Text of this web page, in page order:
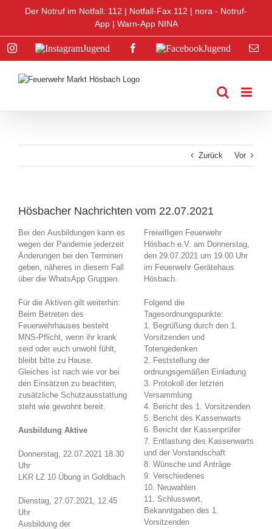
Der Notruf im Notfall: 112 | Notfall-Fax 112 | nora - Notruf-
App| Warn-App NINA
InstagramInstagram
Facebook
Facebook
E-
Zurück Vor
Hösbacher Nachrichten vom 22.07.2021
Bei den Ausbildungen kann es
wegen der Pandemie jederzeit
Änderungen bei den Terminen
geben, näheres in diesem Fall
über die WhatsApp Gruppen.
Für die Aktiven gilt weiterhin:
Beim Betreten des
Feuerwehrhauses besteht
MNS-Pflicht, wenn ihr krank
seid oder euch unwohl fühlt,
bleibt bitte zu Hause.
Gleiches ist nach wie vor bei
den Einsätzen zu beachten,
zusätzliche Schutzausstattung
steht wie gewohnt bereit.
Ausbildung Aktive
Donnerstag, 22.07.2021 18.30
Uhr
LKR LZ 10 Übung in Goldbach
Dienstag, 27.07.2021, 12.45
Uhr
Ausbildung der
Freiwilligen Feuerwehr
Hösbach e.V. am Donnerstag,
den 29.07.2021 um 19.00 Uhr
im Feuerwehr Gerätehaus
Hösbach.
Folgend die
Tagesordnungspunkte:
1. Begrüßung durch den 1.
Vorsitzenden und
Totengedenken
2. Feststellung der
ordnungsgemäßen Einladung
3. Protokoll der letzten
Versammlung
4. Bericht des 1. Vorsitzenden
5. Bericht des Kassenwarts
6. Bericht der Kassenprüfer
7. Entlastung des Kassenwarts
und der Vorstandschaft
8. Wünsche und Anträge
9. Verschiedenes
10. Neuwahlen
11. Schlusswort,
Bekanntgaben des 1.
Vorsitzenden